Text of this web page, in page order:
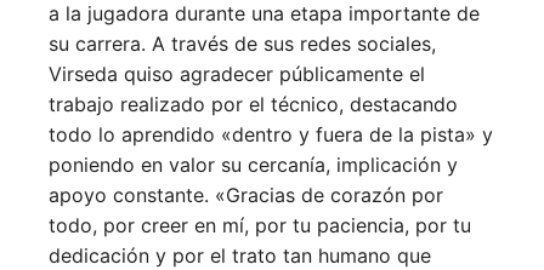
a la jugadora durante una etapa importante de
su carrera. A través de sus redes sociales,
Virseda quiso agradecer públicamente el
trabajo realizado por el técnico, destacando
todo lo aprendido «dentro y fuera de la pista» y
poniendo en valor su cercanía, implicación y
apoyo constante. «Gracias de corazón por
todo, por creer en mí, por tu paciencia, por tu
dedicación y por el trato tan humano que